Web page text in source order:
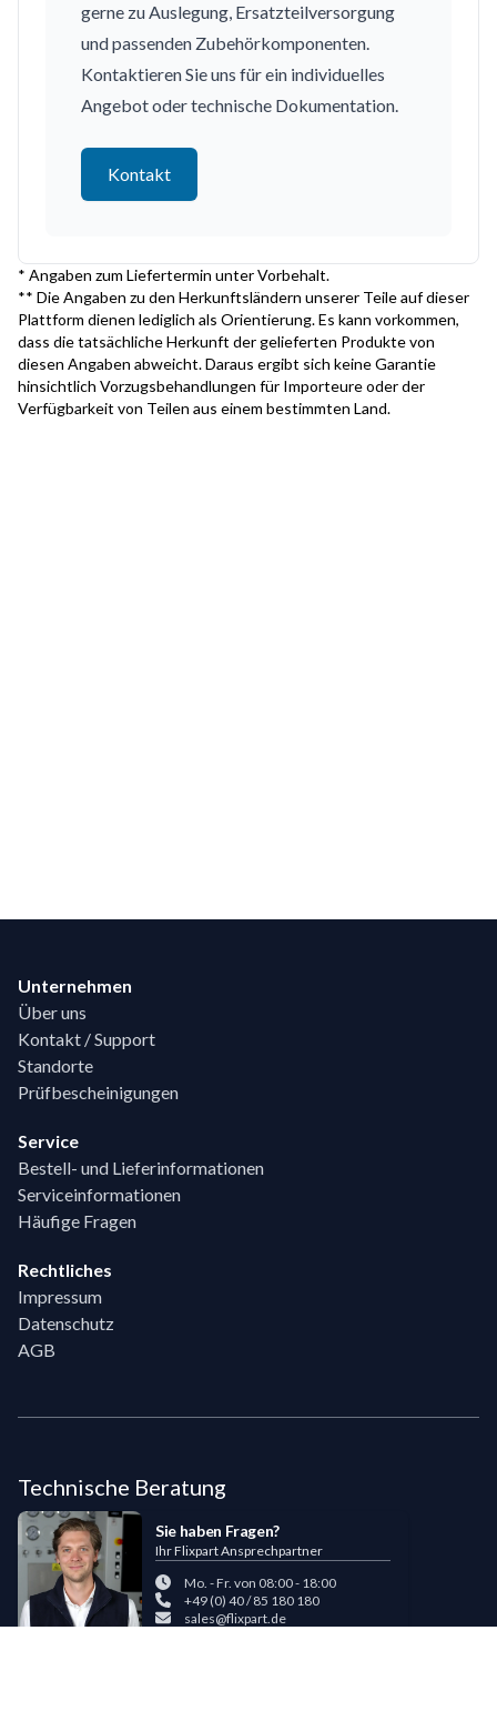
gerne zu Auslegung, Ersatzteilversorgung
und passenden Zubehörkomponenten.
Kontaktieren Sie uns für ein individuelles
Angebot oder technische Dokumentation.
Kontakt
* Angaben zum Liefertermin unter Vorbehalt.
** Die Angaben zu den Herkunftsländern unserer Teile auf dieser
Plattform dienen lediglich als Orientierung. Es kann vorkommen,
dass die tatsächliche Herkunft der gelieferten Produkte von
diesen Angaben abweicht. Daraus ergibt sich keine Garantie
hinsichtlich Vorzugsbehandlungen für Importeure oder der
Verfügbarkeit von Teilen aus einem bestimmten Land.
Unternehmen
Über uns
Kontakt / Support
Standorte
Prüfbescheinigungen
Service
Bestell- und Lieferinformationen
Serviceinformationen
Häufige Fragen
Rechtliches
Impressum
Datenschutz
AGB
Technische Beratung
Sie haben Fragen?
Ihr Flixpart Ansprechpartner
Mo. - Fr. von 08:00 - 18:00
+49 (0) 40 / 85 180 180
sales@flixpart.de